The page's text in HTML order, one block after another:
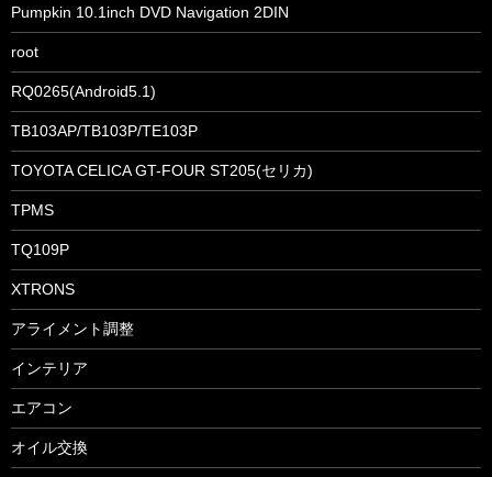
Pumpkin 10.1inch DVD Navigation 2DIN
root
RQ0265(Android5.1)
TB103AP/TB103P/TE103P
TOYOTA CELICA GT-FOUR ST205(セリカ)
TPMS
TQ109P
XTRONS
アライメント調整
インテリア
エアコン
オイル交換